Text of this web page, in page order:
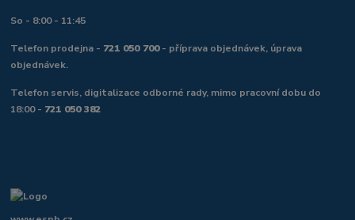
So - 8:00 - 11:45
Telefon prodejna - 721 050 700- příprava objednávek, úprava
objednávek.
Telefon servis, digitalizace odborné rady, mimo pracovní dobu do
18:00 - 721 050 382